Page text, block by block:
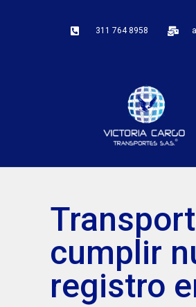
311 764 8958
cumplir
registro